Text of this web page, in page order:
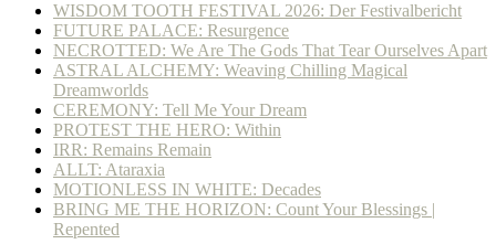
WISDOM TOOTH FESTIVAL 2026: Der Festivalbericht
FUTURE PALACE: Resurgence
NECROTTED: We Are The Gods That Tear Ourselves Apart
ASTRAL ALCHEMY: Weaving Chilling Magical
Dreamworlds
CEREMONY: Tell Me Your Dream
PROTEST THE HERO: Within
IRR: Remains Remain
ALLT: Ataraxia
MOTIONLESS IN WHITE: Decades
BRING ME THE HORIZON: Count Your Blessings |
Repented